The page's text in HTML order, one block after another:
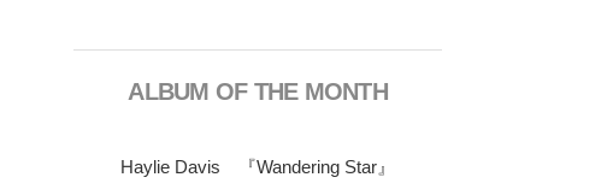
ALBUM OF THE MONTH
Haylie Davis 『Wandering Star』